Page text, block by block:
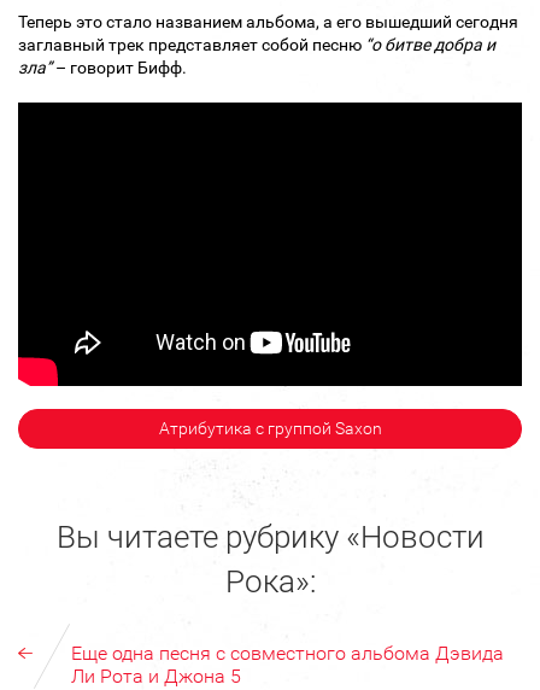
Теперь это стало названием альбома, а его вышедший сегодня
заглавный трек представляет собой песню “о битве добра и
зла”– говорит Бифф.
Атрибутика с группой Saxon
Вы читаете рубрику «Новости
Рока»:
Еще одна песня с совместного альбома Дэвида
Ли Рота и Джона 5